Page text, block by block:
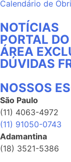
Calendário de
NOTÍCIAS
PORTAL
ÁREA
DÚVIDAS
NOSSOS
São Paulo
(11) 4063-4972
(11) 91050-0743
Adamantina
(18) 3521-5386